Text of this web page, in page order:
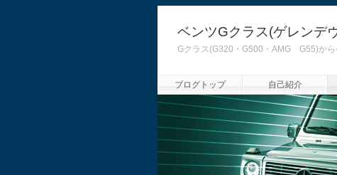
ベンツGクラス(ゲレンデ
Gクラス(G320・G500・AMG G55)から
ブログトップ 自己紹介